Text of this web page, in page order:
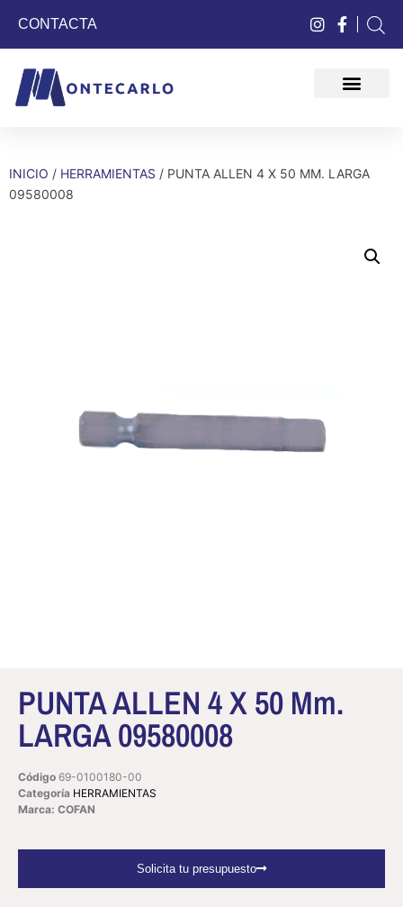
CONTACTA
INICIO / HERRAMIENTAS / PUNTA ALLEN 4 X 50 MM. LARGA
09580008
PUNTA ALLEN 4 X 50 Mm.
LARGA 09580008
Código 69-0100180-00
Categoría HERRAMIENTAS
Marca: COFAN
Solicita tu presupuesto